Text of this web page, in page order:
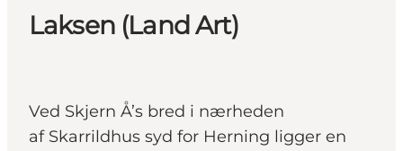
Se og oplev
Book overnatning
Laksen (Land Art)
Ved Skjern Å’s bred i nærheden
af Skarrildhus syd for Herning ligger en